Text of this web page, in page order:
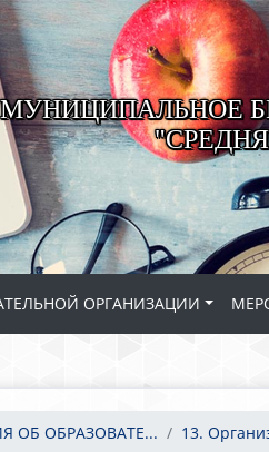
МУНИЦИПАЛЬНОЕ
ОРГАНИЗАЦИИ
ОБ ОБРАЗОВАТЕ... 13.